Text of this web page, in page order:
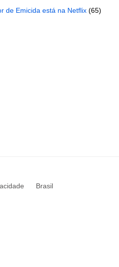
de Emicida está na Netflix (65)
Brasil